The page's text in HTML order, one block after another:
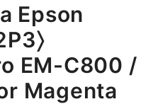
Epson
EM-C800 /
Magenta